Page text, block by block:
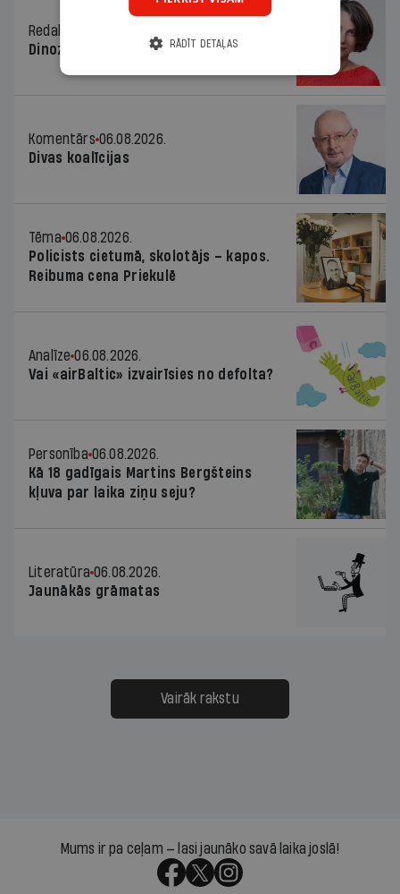
Redaktores sleja
Dinozaura triks
Komentārs 06.08.2026.
Divas koalīcijas
Tēma 06.08.2026.
Policists cietumā, skolotājs – kapos.
Reibuma cena Priekulē
Analīze 06.08.2026.
Vai «airBaltic» izvairīsies no defolta?
Personība 06.08.2026.
Kā 18 gadīgais Martins Bergšteins
kļuva par laika ziņu seju?
Literatūra 06.08.2026.
Jaunākās grāmatas
Vairāk rakstu
Mums ir pa ceļam — lasi jaunāko savā laika joslā!
RĀDĪT DETAĻAS